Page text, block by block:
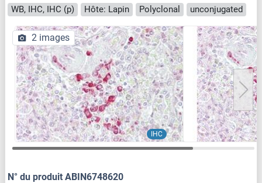
WB, IHC, IHC (p)
Hôte: Lapin Polyclonal unconjugated
IHC
2 images
N° du produit ABIN6748620